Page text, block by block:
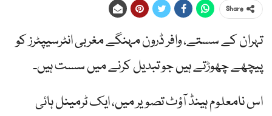
Share
تہران کے سستے، وافر ڈرون مہنگے مغربی انٹرسیپٹرز کو
پیچھے چھوڑتے ہیں جو تبدیل کرنے میں سست ہیں۔
اس نامعلوم ہینڈ آؤٹ تصویر میں، ایک ٹرمینل ہائی